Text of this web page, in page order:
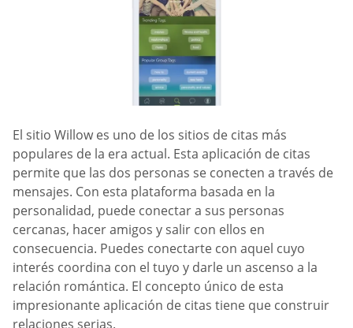
El sitio Willow es uno de los sitios de citas más
populares de la era actual. Esta aplicación de citas
permite que las dos personas se conecten a través de
mensajes. Con esta plataforma basada en la
personalidad, puede conectar a sus personas
cercanas, hacer amigos y salir con ellos en
consecuencia. Puedes conectarte con aquel cuyo
interés coordina con el tuyo y darle un ascenso a la
relación romántica. El concepto único de esta
impresionante aplicación de citas tiene que construir
relaciones serias.